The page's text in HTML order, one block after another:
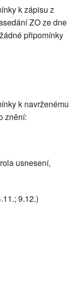
k zápisu z
ZO ze dne
připomínky
k navrženému
znění:
usnesení,
9.12.)